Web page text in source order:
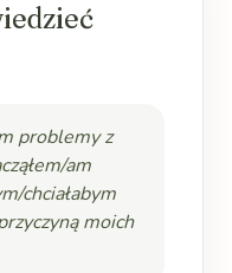
problemy z
am
chciałabym
moich